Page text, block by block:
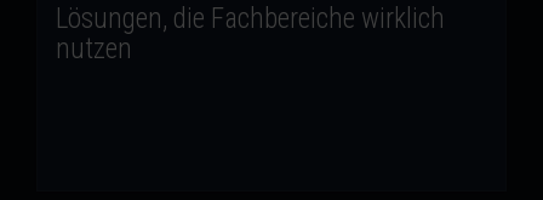
Lösungen, die Fachbereiche wirklich
nutzen
nutzerzentriert, auf den tatsächlichen
Informationsbedarf zugeschnitten und mit Self-